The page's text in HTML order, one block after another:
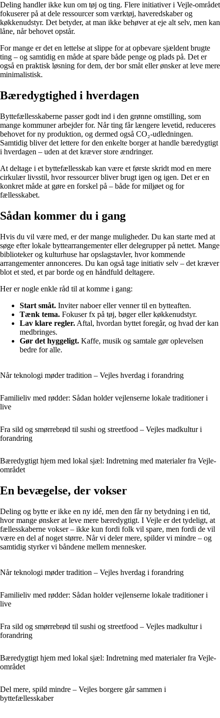
Deling handler ikke kun om tøj og ting. Flere initiativer i Vejle-området
fokuserer på at dele ressourcer som værktøj, haveredskaber og
køkkenudstyr. Det betyder, at man ikke behøver at eje alt selv, men kan
låne, når behovet opstår.
For mange er det en lettelse at slippe for at opbevare sjældent brugte
ting – og samtidig en måde at spare både penge og plads på. Det er
også en praktisk løsning for dem, der bor småt eller ønsker at leve mere
minimalistisk.
Bæredygtighed i hverdagen
Byttefællesskaberne passer godt ind i den grønne omstilling, som
mange kommuner arbejder for. Når ting får længere levetid, reduceres
behovet for ny produktion, og dermed også CO₂-udledningen.
Samtidig bliver det lettere for den enkelte borger at handle bæredygtigt
i hverdagen – uden at det kræver store ændringer.
At deltage i et byttefællesskab kan være et første skridt mod en mere
cirkulær livsstil, hvor ressourcer bliver brugt igen og igen. Det er en
konkret måde at gøre en forskel på – både for miljøet og for
fællesskabet.
Sådan kommer du i gang
Hvis du vil være med, er der mange muligheder. Du kan starte med at
søge efter lokale byttearrangementer eller delegrupper på nettet. Mange
biblioteker og kulturhuse har opslagstavler, hvor kommende
arrangementer annonceres. Du kan også tage initiativ selv – det kræver
blot et sted, et par borde og en håndfuld deltagere.
Her er nogle enkle råd til at komme i gang:
Start småt. Inviter naboer eller venner til en bytteaften.
Tænk tema. Fokuser fx på tøj, bøger eller køkkenudstyr.
Lav klare regler. Aftal, hvordan byttet foregår, og hvad der kan
medbringes.
Gør det hyggeligt. Kaffe, musik og samtale gør oplevelsen
bedre for alle.
Når teknologi møder tradition – Vejles hverdag i forandring
Familieliv med rødder: Sådan holder vejlenserne lokale traditioner i
live
Fra sild og smørrebrød til sushi og streetfood – Vejles madkultur i
forandring
Bæredygtigt hjem med lokal sjæl: Indretning med materialer fra Vejle-
området
En bevægelse, der vokser
Deling og bytte er ikke en ny idé, men den får ny betydning i en tid,
hvor mange ønsker at leve mere bæredygtigt. I Vejle er det tydeligt, at
fællesskaberne vokser – ikke kun fordi folk vil spare, men fordi de vil
være en del af noget større. Når vi deler mere, spilder vi mindre – og
samtidig styrker vi båndene mellem mennesker.
Når teknologi møder tradition – Vejles hverdag i forandring
Familieliv med rødder: Sådan holder vejlenserne lokale traditioner i
live
Fra sild og smørrebrød til sushi og streetfood – Vejles madkultur i
forandring
Bæredygtigt hjem med lokal sjæl: Indretning med materialer fra Vejle-
området
Del mere, spild mindre – Vejles borgere går sammen i
byttefællesskaber